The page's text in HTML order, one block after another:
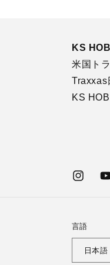
KS
米国ト
Traxxas
KS
言語
日本語